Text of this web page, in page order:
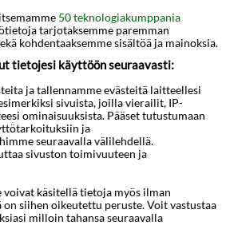
sinut yhteydessä. Käytössäsi
silitysrauta/-lauta on saatavilla
pyöristetään lähimpään 0,1
museo - 0,2 km / 0,1 mi
- 0,3 km / 0,2 mi
- 0,4 km / 0,2 mi
Park -huvipuisto - 0,6 km / 0,4
50 teknologiakumppania
tarjotaksemme paremman
kohdentaaksemme sisältöä ja mainoksia.
tietojesi käyttöön seuraavasti:
ja tallennamme evästeitä laitteellesi
sivuista, joilla vierailit, IP-
ominaisuuksista. Pääset tutustumaan
ja
seuraavalla välilehdellä.
sivuston toimivuuteen ja
voivat käsitellä tietoja myös ilman
siihen oikeutettu peruste. Voit vastustaa
milloin tahansa seuraavalla